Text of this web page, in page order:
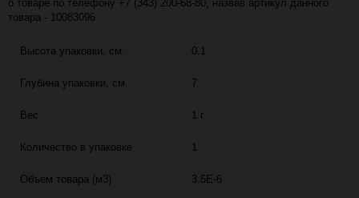
о товаре по телефону +7 (343) 200-68-80, назвав артикул данного
товара - 10083096
Высота упаковки, см. 0.1
Глубина упаковки, см. 7
Вес 1 г
Количество в упаковке 1
Объем товара (м3) 3.5E-6